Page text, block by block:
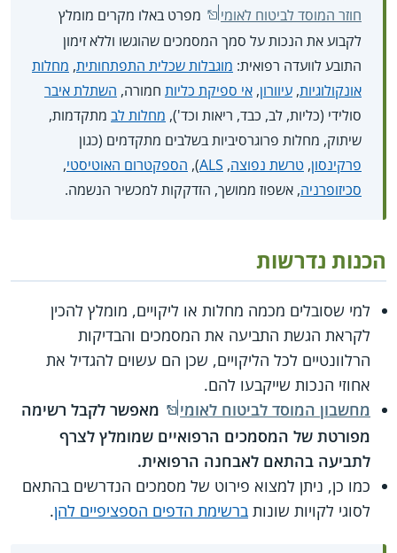
חוזר המוסד לביטוח לאומי
מפרט באלו מקרים מומלץ
לקבוע את הנכות על סמך המסמכים שהוגשו וללא זימון
התובע לוועדה רפואית: מוגבלות שכלית התפתחותית, מחלות
אונקולוגיות, עיוורון, אי ספיקת כליות חמורה, השתלת איבר
סולידי (כליות, לב, כבד, ריאות וכד'), מחלות לב מתקדמות,
שיתוק, מחלות פרוגרסיביות בשלבים מתקדמים (כגון
פרקינסון, טרשת נפוצה,
ALS
), הספקטרום האוטיסטי,
סכיזופרניה, אשפוז ממושך, הזדקקות למכשיר הנשמה.
הכנות נדרשות
למי שסובלים מכמה מחלות או ליקויים, מומלץ להכין
לקראת הגשת התביעה את המסמכים והבדיקות
הרלוונטיים לכל הליקויים, שכן הם עשוים להגדיל את
אחוזי הנכות שייקבעו להם.
מחשבון המוסד לביטוח לאומי
מאפשר לקבל רשימה
מפורטת של המסמכים הרפואיים שמומלץ לצרף
לתביעה בהתאם לאבחנה הרפואית.
כמו כן, ניתן למצוא פירוט של מסמכים הנדרשים בהתאם
לסוגי לקויות שונות ברשימת הדפים הספציפיים להן.